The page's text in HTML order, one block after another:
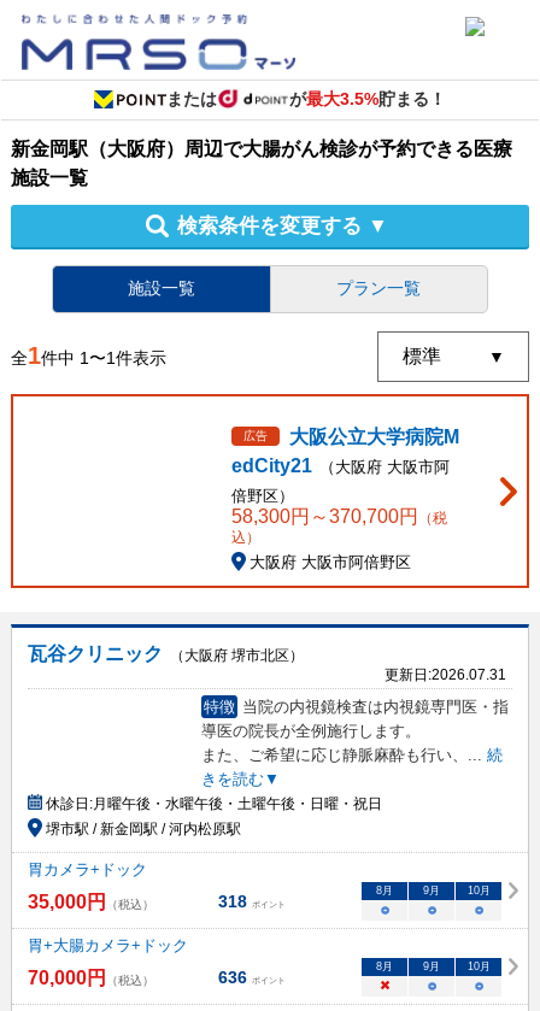
または が最大3.5%貯まる！
新金岡駅（大阪府）周辺で大腸がん検診が予約できる医療
施設一覧
検索条件を変更する ▼
施設一覧 プラン一覧
全1件中 1〜1件表示
広告
大阪公立大学病院M
edCity21
（ 大阪府 大阪市阿
倍野区）
58,300円～370,700円
（税
込）
大阪府 大阪市阿倍野区
瓦谷クリニック
（大阪府 堺市北区）
更新日:2026.07.31
特徴 当院の内視鏡検査は内視鏡専門医・指
導医の院長が全例施行します。
また、ご希望に応じ静脈麻酔も行い、 ... 続
きを読む▼
休診日:月曜午後・水曜午後・土曜午後・日曜・祝日
堺市駅 / 新金岡駅 / 河内松原駅
胃カメラ+ドック
35,000円 （税込） 318 ポイント
8月 9月 10月
○ ○ ○
胃+大腸カメラ+ドック
70,000円 （税込） 636 ポイント
8月 9月 10月
× ○ ○